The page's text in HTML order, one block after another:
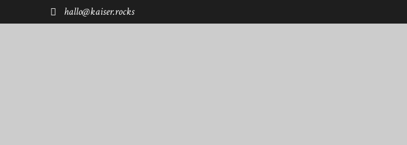
hallo@kaiser.rocks